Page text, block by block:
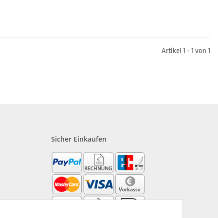
Artikel 1 - 1 von 1
Sicher Einkaufen